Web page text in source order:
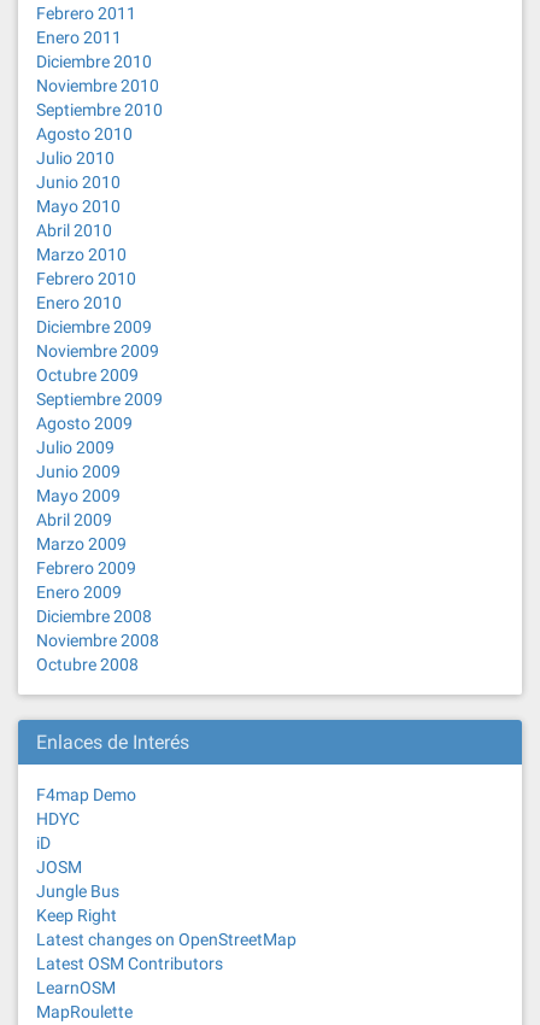
Febrero 2011
Enero 2011
Diciembre 2010
Noviembre 2010
Septiembre 2010
Agosto 2010
Julio 2010
Junio 2010
Mayo 2010
Abril 2010
Marzo 2010
Febrero 2010
Enero 2010
Diciembre 2009
Noviembre 2009
Octubre 2009
Septiembre 2009
Agosto 2009
Julio 2009
Junio 2009
Mayo 2009
Abril 2009
Marzo 2009
Febrero 2009
Enero 2009
Diciembre 2008
Noviembre 2008
Octubre 2008
Enlaces de Interés
F4map Demo
HDYC
iD
JOSM
Jungle Bus
Keep Right
Latest changes on OpenStreetMap
Latest OSM Contributors
LearnOSM
MapRoulette